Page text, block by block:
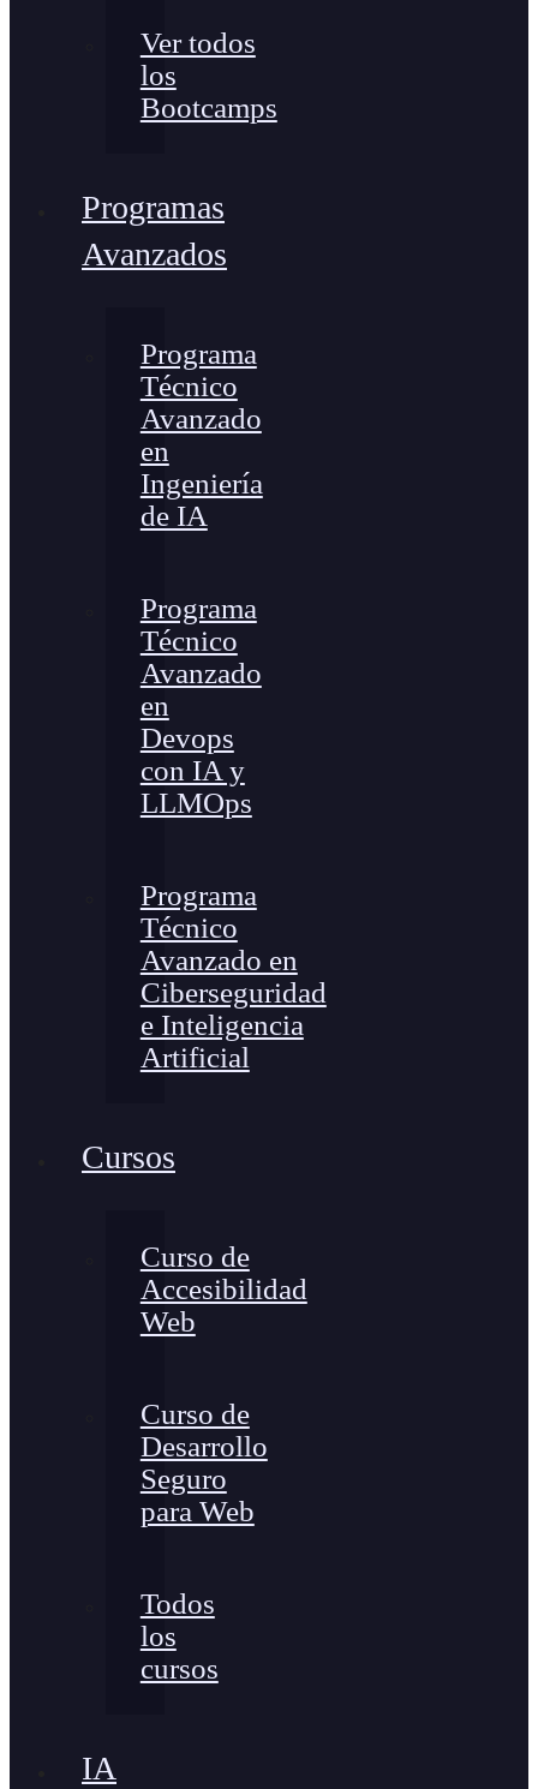
Ver todos
los
Bootcamps
Programas
Avanzados
Programa
Técnico
Avanzado
en
Ingeniería
de IA
Programa
Técnico
Avanzado
en
Devops
con IA y
LLMOps
Programa
Técnico
Avanzado en
Ciberseguridad
e Inteligencia
Artificial
Cursos
Curso de
Accesibilidad
Web
Curso de
Desarrollo
Seguro
para Web
Todos
los
cursos
IA